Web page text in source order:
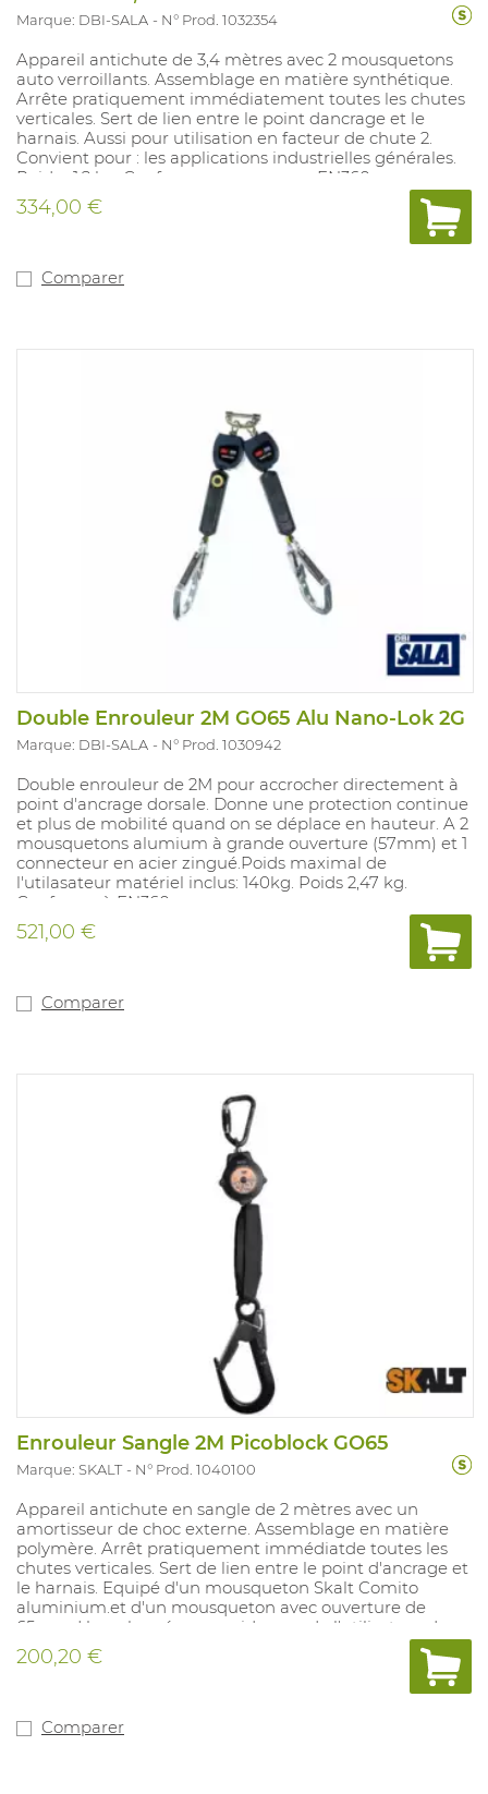
Marque: DBI-SALA N° Prod. 1032354
Appareil antichute de 3,4 mètres avec 2 mousquetons
auto verroillants. Assemblage en matière synthétique.
Arrête pratiquement immédiatement toutes les chutes
verticales. Sert de lien entre le point dancrage et le
harnais. Aussi pour utilisation en facteur de chute 2.
Convient pour : les applications industrielles générales.
Poids : 1,2 kg. Conforme aux normes : EN360.
334,00 €
Comparer
Double Enrouleur 2M GO65 Alu Nano-Lok 2G
Marque: DBI-SALA N° Prod. 1030942
Double enrouleur de 2M pour accrocher directement à
point d'ancrage dorsale. Donne une protection continue
et plus de mobilité quand on se déplace en hauteur. A 2
mousquetons alumium à grande ouverture (57mm) et 1
connecteur en acier zingué.Poids maximal de
l'utilasateur matériel inclus: 140kg. Poids 2,47 kg.
Conforme à EN360.
521,00 €
Comparer
Enrouleur Sangle 2M Picoblock GO65
Marque: SKALT N° Prod. 1040100
Appareil antichute en sangle de 2 mètres avec un
amortisseur de choc externe. Assemblage en matière
polymère. Arrêt pratiquement immédiatde toutes les
chutes verticales. Sert de lien entre le point d'ancrage et
le harnais. Equipé d'un mousqueton Skalt Comito
aluminium.et d'un mousqueton avec ouverture de
65mm. Homologué pour poids max de l'utilisateur de
140kg en utilisation verticale et de 100kg en utilisation
horizontale. Utilisable en facteur 2. Poids: 1 kg.
200,20 €
Comparer